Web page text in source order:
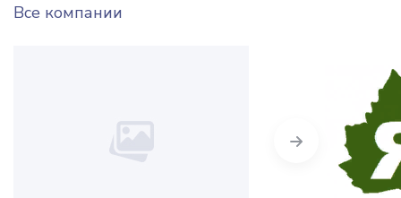
Все компании
Next